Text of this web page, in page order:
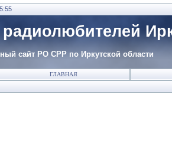
сайт РО СРР по Иркутской области
ГЛАВНАЯ